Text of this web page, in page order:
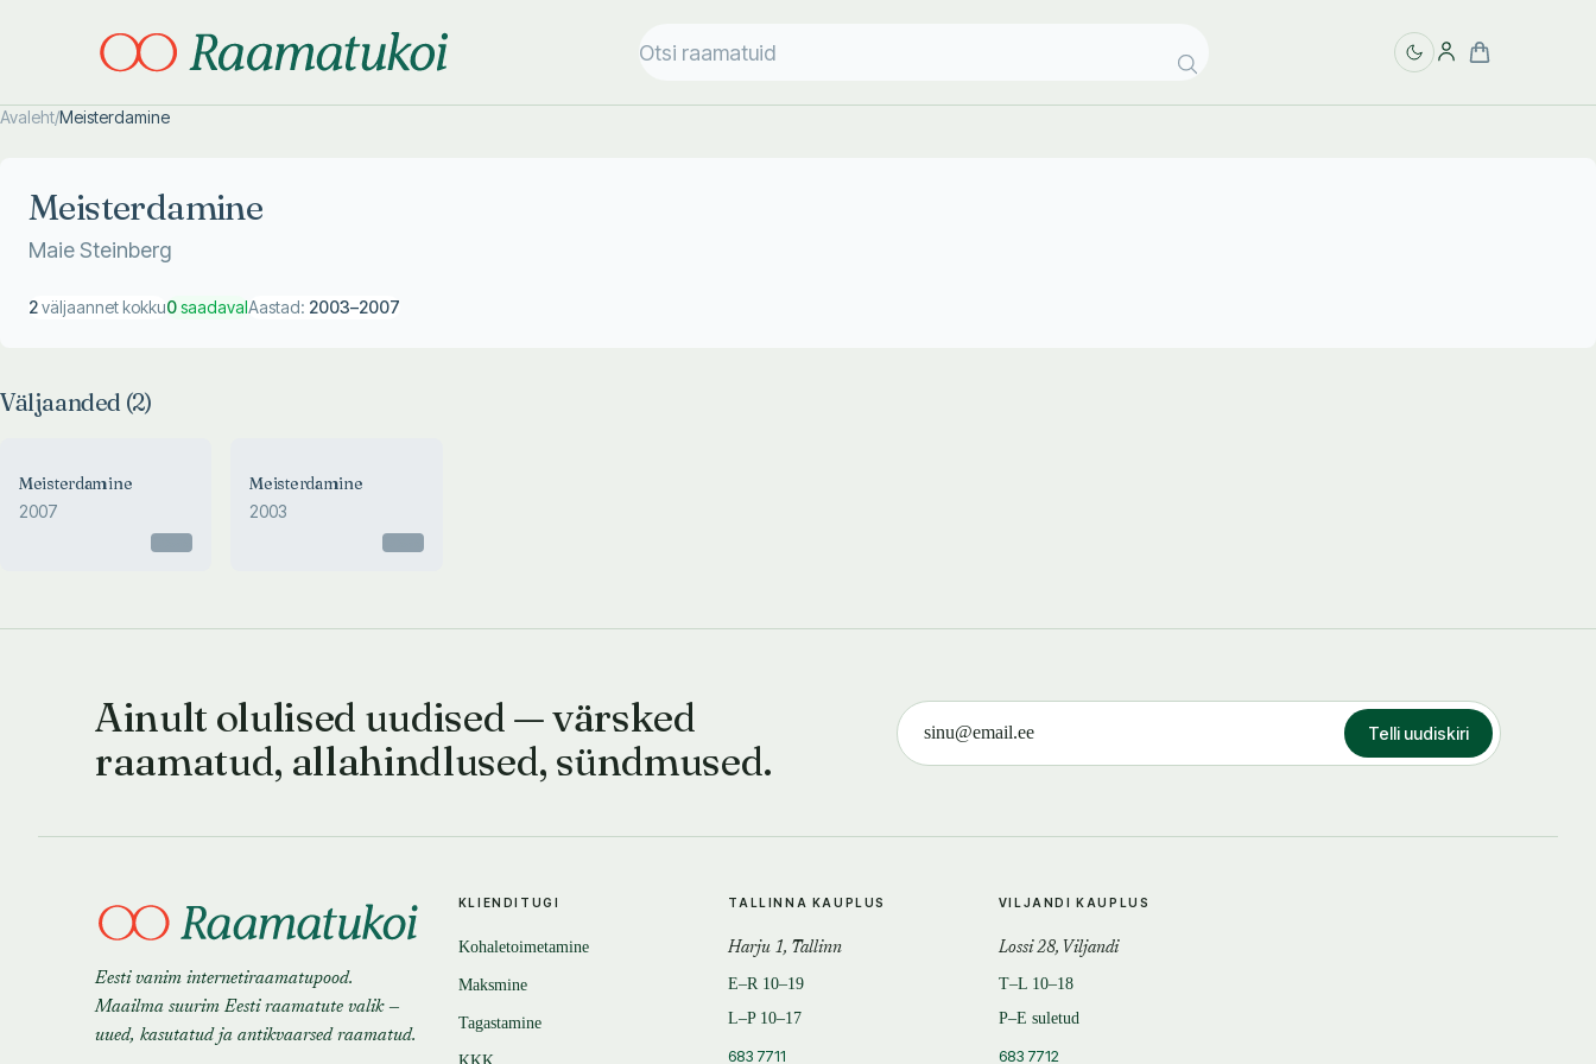
Avaleht/Meisterdamine
Meisterdamine
Maie Steinberg
2väljaannet kokku0saadavalAastad: 2003–2007
Väljaanded (2)
Meisterdamine
2007
Meisterdamine
2003
Ainult olulised uudised — värsked
raamatud, allahindlused, sündmused.
Telli uudiskiri
Eesti vanim internetiraamatupood.
Maailma suurim Eesti raamatute valik —
uued, kasutatud ja antikvaarsed raamatud.
KLIENDITUGI
Kohaletoimetamine
Maksmine
Tagastamine
TALLINNA KAUPLUS
Harju 1, Tallinn
E–R 10–19
L–P 10–17
683 7711
VILJANDI KAUPLUS
Lossi 28, Viljandi
T–L 10–18
P–E suletud
683 7712